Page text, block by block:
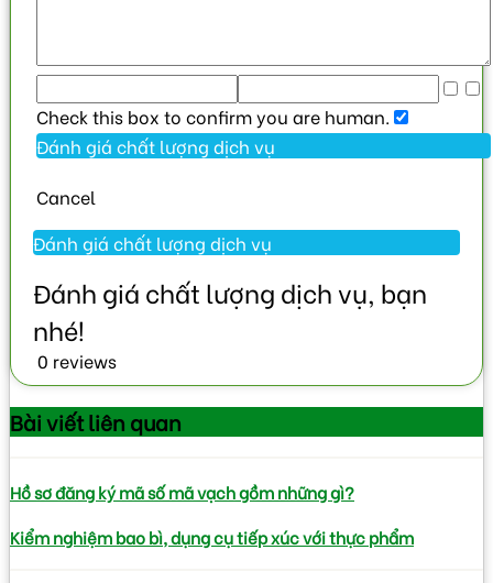
Check this box to confirm you are human.
Cancel
0 reviews
Bài viếtliên quan
Hồ sơ đăng ký mã số mã vạch gồm những gì?
Kiểm nghiệm bao bì, dụng cụ tiếp xúc với thực phẩm